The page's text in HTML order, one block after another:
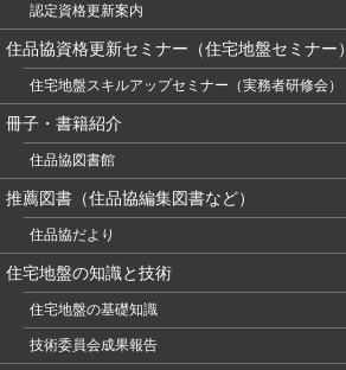
認定資格更新案内
住品協資格更新セミナー（住宅地盤セミナー）
住宅地盤スキルアップセミナー（実務者研修会）
冊子・書籍紹介
住品協図書館
推薦図書（住品協編集図書など）
住品協だより
住宅地盤の知識と技術
住宅地盤の基礎知識
技術委員会成果報告